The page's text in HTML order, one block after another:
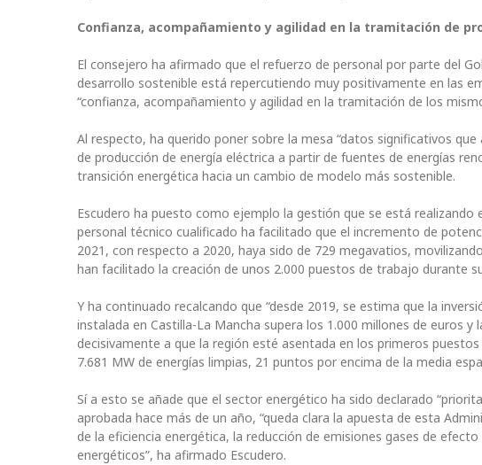
Confianza, acompañamiento y agilidad en la tramitación de
El consejero ha afirmado que el refuerzo de personal por parte del
desarrollo sostenible está repercutiendo muy positivamente en las
“confianza, acompañamiento y agilidad en la tramitación de los
Al respecto, ha querido poner sobre la mesa “datos significativos
de producción de energía eléctrica a partir de fuentes de energías
transición energética hacia un cambio de modelo más sostenible.
Escudero ha puesto como ejemplo la gestión que se está realizando
personal técnico cualificado ha facilitado que el incremento de
2021, con respecto a 2020, haya sido de 729 megavatios,
han facilitado la creación de unos 2.000 puestos de trabajo durante
Y ha continuado recalcando que “desde 2019, se estima que la
instalada en Castilla-La Mancha supera los 1.000 millones de euros
decisivamente a que la región esté asentada en los primeros
7.681 MW de energías limpias, 21 puntos por encima de la media
Sí a esto se añade que el sector energético ha sido declarado
aprobada hace más de un año, “queda clara la apuesta de esta
de la eficiencia energética, la reducción de emisiones gases de
energéticos”, ha afirmado Escudero.